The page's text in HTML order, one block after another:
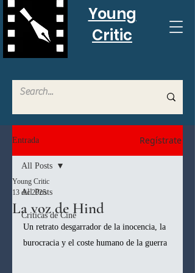
Young
Critic
Entrada Regístrate
All Posts
Criticas de Cine
All Posts
La voz de Hind
Young Critic
13 dic 2025
Un retrato desgarrador de la inocencia, la
burocracia y el coste humano de la guerra